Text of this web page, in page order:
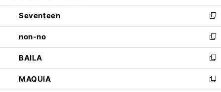
開
く
ウ
で
開
く
ン
ド
ウ
で
開
く
Seventeen
新
し
い
ウ
ィ
ン
ド
ウ
non-no
新
し
い
ウ
ィ
BAILA
新
し
い
MAQUIA
新